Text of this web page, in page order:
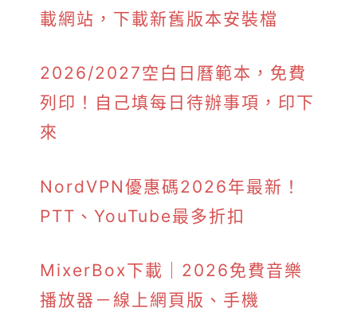
載網站，下載新舊版本安裝檔
2026/2027空白日曆範本，免費
列印！自己填每日待辦事項，印下
來
NordVPN優惠碼2026年最新！
PTT、YouTube最多折扣
MixerBox下載｜2026免費音樂
播放器－線上網頁版、手機